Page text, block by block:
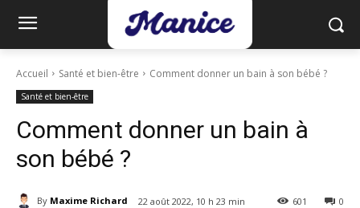
Accueil Santé et bien-être Comment donner un bain à son bébé ?
Santé et bien-être
Comment donner un bain à
son bébé ?
By Maxime Richard 22 août 2022, 10 h 23 min 0
601